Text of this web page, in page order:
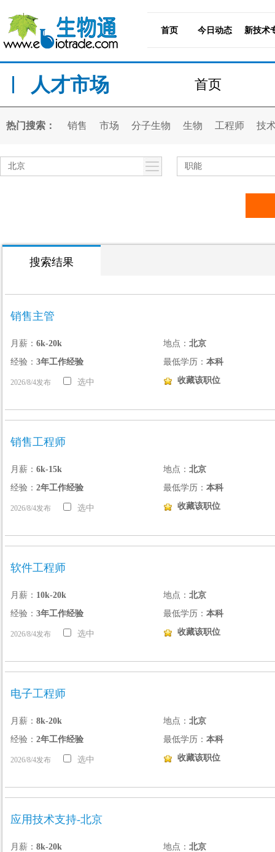
首页 今日动态 新技术
人才市场 首页
热门搜索： 销售 市场 分子生物 生物 工程师 技
北京 职能
搜索结果
销售主管
月薪： 6k-20k 地点：北京
经验： 3年工作经验 最低学历：本科
2026/8/4发布 选中 收藏该职位
销售工程师
月薪： 6k-15k 地点：北京
经验： 2年工作经验 最低学历：本科
2026/8/4发布 选中 收藏该职位
软件工程师
月薪： 10k-20k 地点：北京
经验： 3年工作经验 最低学历：本科
2026/8/4发布 选中 收藏该职位
电子工程师
月薪： 8k-20k 地点：北京
经验： 2年工作经验 最低学历：本科
2026/8/4发布 选中 收藏该职位
应用技术支持-北京
月薪： 8k-20k 地点：北京